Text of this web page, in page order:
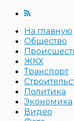
На главную
Общество
ЖКХ
Транспорт
Политика
Экономика
Видео